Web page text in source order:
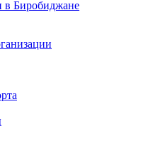
в Биробиджане